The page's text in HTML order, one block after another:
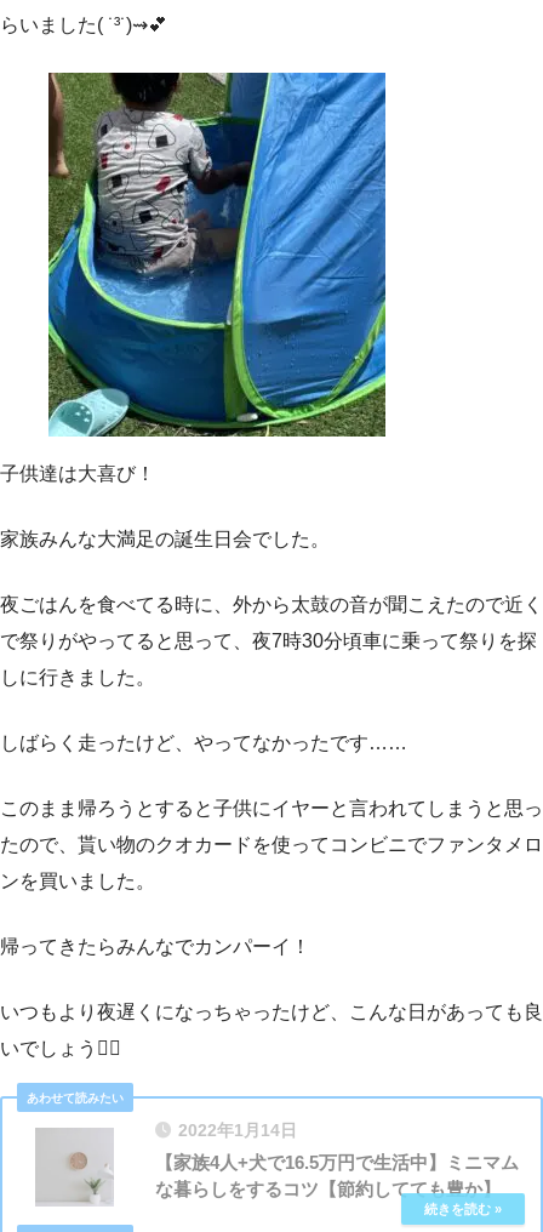
らいました( ˙³˙)⇝💕
子供達は大喜び！
家族みんな大満足の誕生日会でした。
夜ごはんを食べてる時に、外から太鼓の音が聞こえたので近く
で祭りがやってると思って、夜7時30分頃車に乗って祭りを探
しに行きました。
しばらく走ったけど、やってなかったです……
このまま帰ろうとすると子供にイヤーと言われてしまうと思っ
たので、貰い物のクオカードを使ってコンビニでファンタメロ
ンを買いました。
帰ってきたらみんなでカンパーイ！
いつもより夜遅くになっちゃったけど、こんな日があっても良
いでしょう🙆‍♀️
2022年1月14日
【家族4人+犬で16.5万円で生活中】ミニマム
な暮らしをするコツ【節約してても豊か】